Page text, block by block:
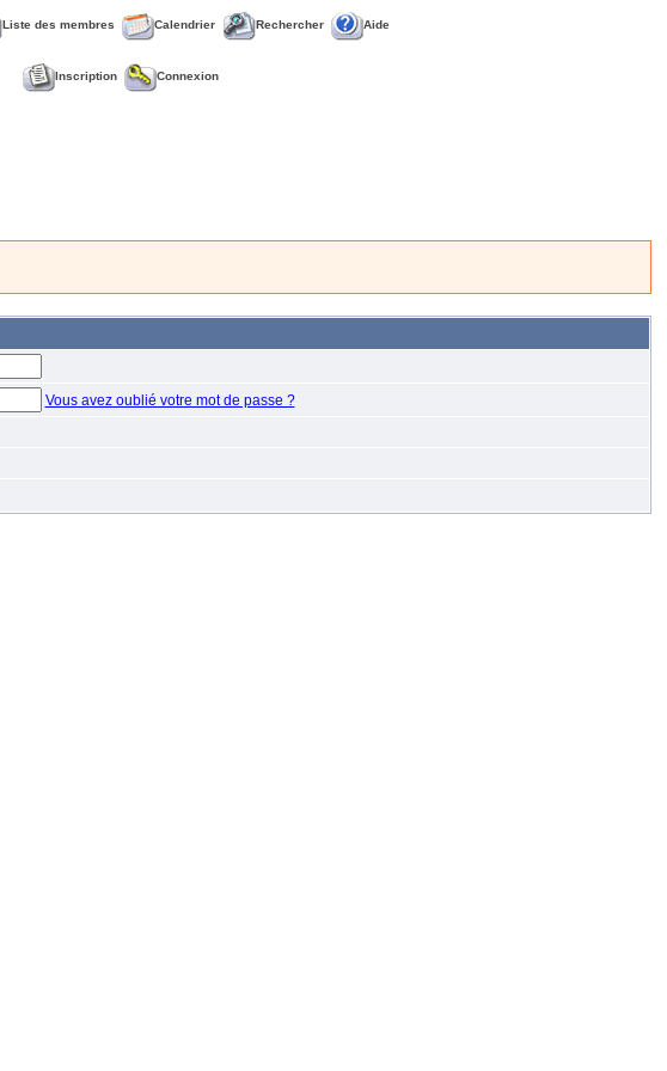
Liste des membres Calendrier Rechercher Aide
Inscription Connexion
Vous avez oublié votre mot de passe ?